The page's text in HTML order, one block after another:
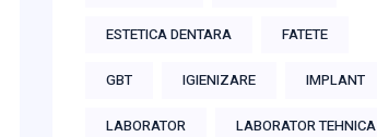
ESTETICA DENTARA FATETE
GBT IGIENIZARE IMPLANT
LABORATOR LABORATOR TEHNICA